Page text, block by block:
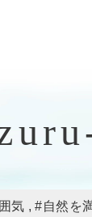
気 #自然を